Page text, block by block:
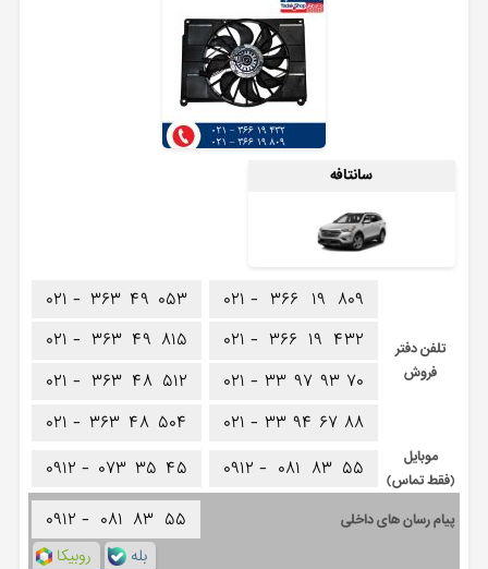
سانتافه
تلفن دفتر
فروش
۰۲۱ - ۳۶۶ ۱۹ ۸۰۹
۰۲۱ - ۳۶۶ ۱۹ ۴۳۲
۰۲۱ - ۳۳ ۹۷ ۹۳ ۷۰
۰۲۱ - ۳۳ ۹۴ ۶۷ ۸۸
۰۲۱ - ۳۶۳ ۴۹ ۰۵۳
۰۲۱ - ۳۶۳ ۴۹ ۸۱۵
۰۲۱ - ۳۶۳ ۴۸ ۵۱۲
۰۲۱ - ۳۶۳ ۴۸ ۵۰۴
موبایل
(فقط تماس)
۰۹۱۲ - ۰۸۱ ۸۳ ۵۵ ۰۹۱۲ - ۰۷۳ ۳۵ ۴۵
پیام رسان های داخلی ۰۹۱۲ - ۰۸۱ ۸۳ ۵۵
روبیکا بله